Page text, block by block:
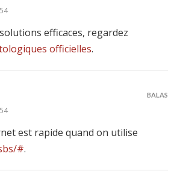
efficaces, regardez
officielles.
est rapide quand on utilise
#.
BALAS